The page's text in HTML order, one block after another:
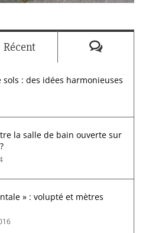
Récent
sols : des idées harmonieuses
la salle de bain ouverte sur
» : volupté et mètres